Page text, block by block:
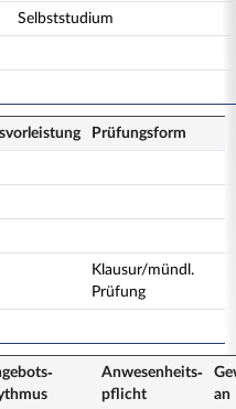
Selbststudium
Prüfungsform
Klausur/mündl.
Prüfung
Anwesenheits­
pflicht
an